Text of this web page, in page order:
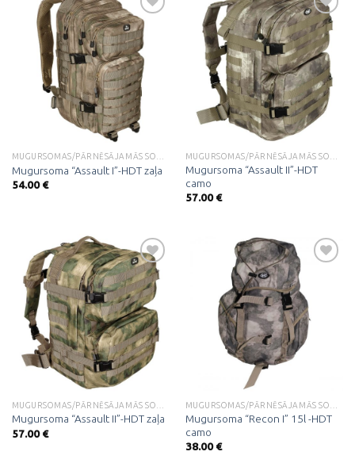
Pievienot
vēlmju
sarakstam
Mugursoma “Assault I”-HDT zaļa
54.00€
Pievienot
vēlmju
sarakstam
Mugursoma “Assault II”-HDT
camo
57.00€
Pievienot
vēlmju
sarakstam
Mugursoma “Assault II”-HDT zaļa
57.00€
Pievienot
vēlmju
sarakstam
Mugursoma “Recon I” 15l -HDT
camo
38.00€